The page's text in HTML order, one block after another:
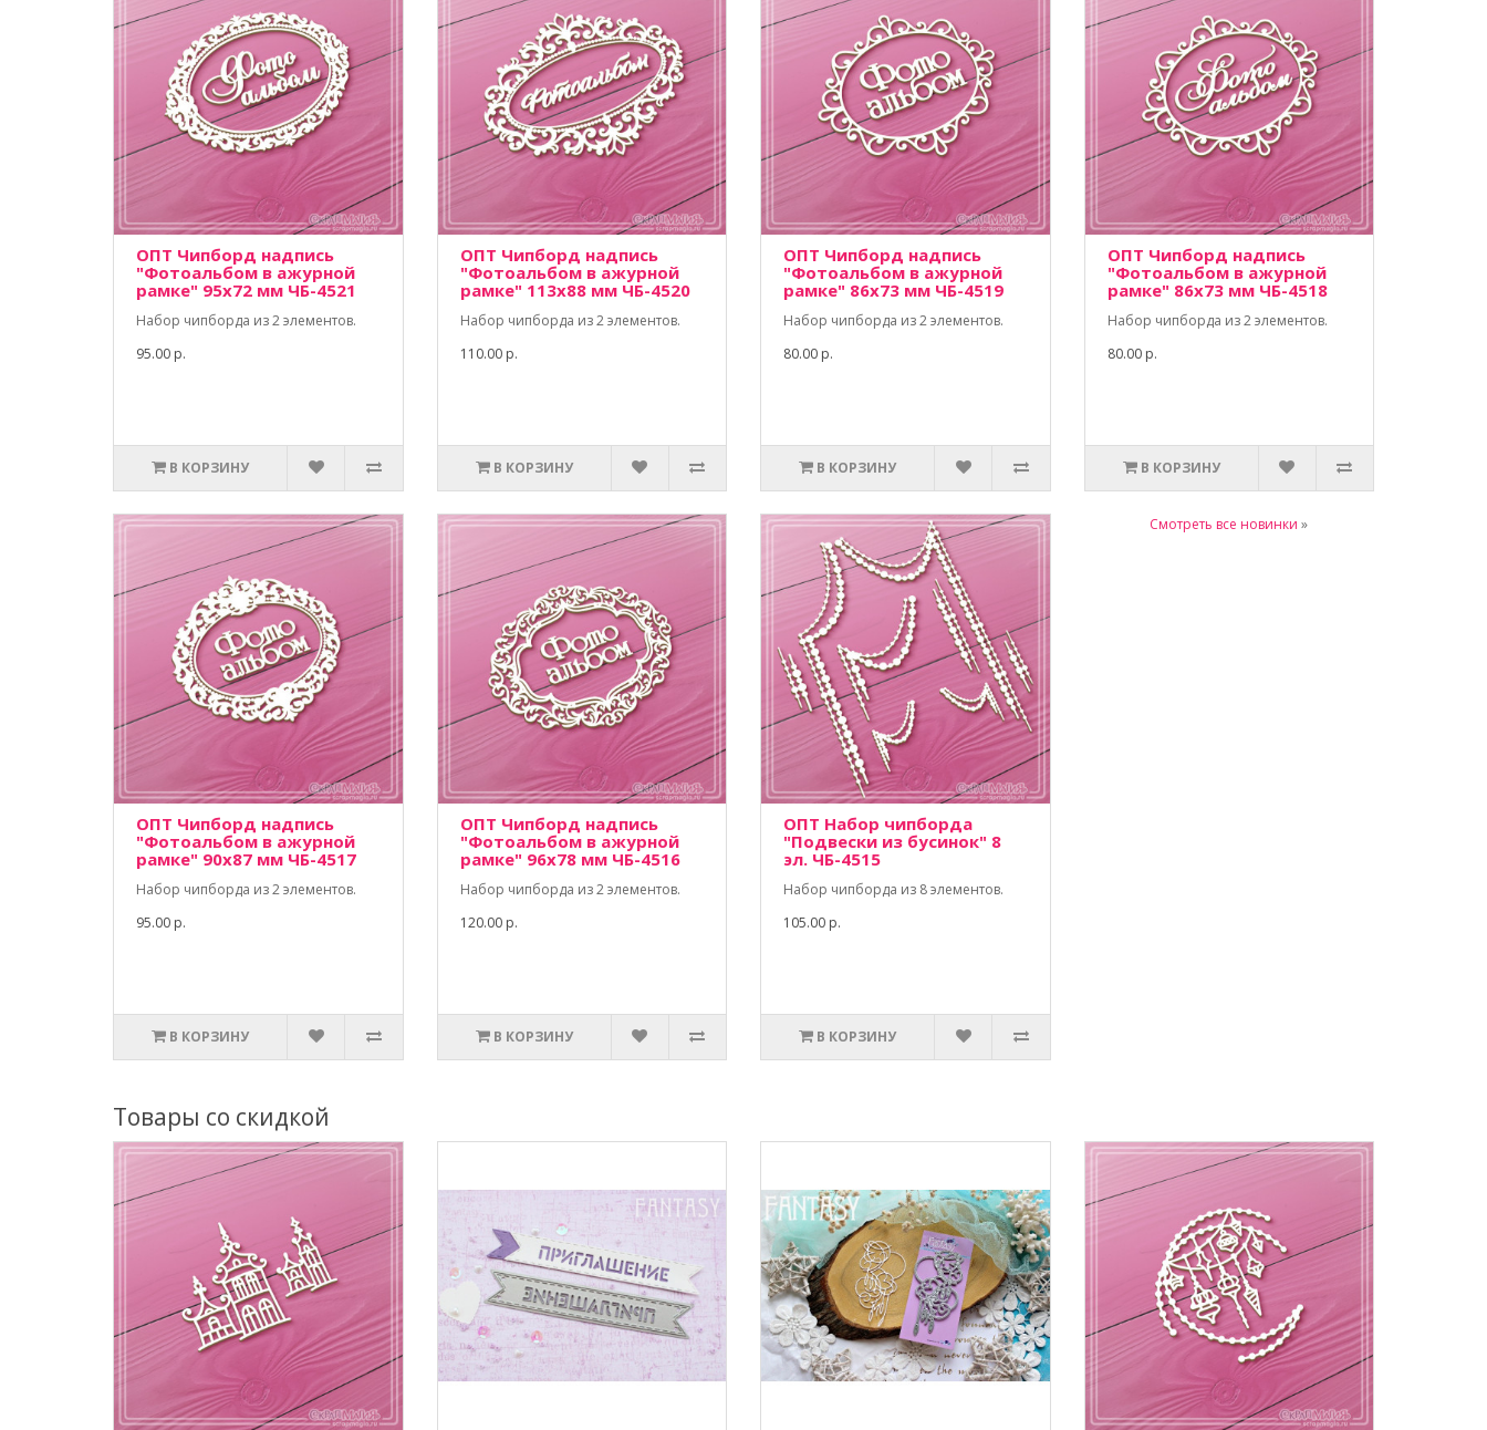
ОПТ Чипборд надпись
"Фотоальбом в ажурной
рамке" 95х72 мм ЧБ-4521
Набор чипборда из 2 элементов.
95.00 р.
В КОРЗИНУ
ОПТ Чипборд надпись
"Фотоальбом в ажурной
рамке" 113х88 мм ЧБ-4520
Набор чипборда из 2 элементов.
110.00 р.
В КОРЗИНУ
ОПТ Чипборд надпись
"Фотоальбом в ажурной
рамке" 86х73 мм ЧБ-4519
Набор чипборда из 2 элементов.
80.00 р.
В КОРЗИНУ
ОПТ Чипборд надпись
"Фотоальбом в ажурной
рамке" 86х73 мм ЧБ-4518
Набор чипборда из 2 элементов.
80.00 р.
В КОРЗИНУ
ОПТ Чипборд надпись
"Фотоальбом в ажурной
рамке" 90х87 мм ЧБ-4517
Набор чипборда из 2 элементов.
95.00 р.
В КОРЗИНУ
ОПТ Чипборд надпись
"Фотоальбом в ажурной
рамке" 96х78 мм ЧБ-4516
Набор чипборда из 2 элементов.
120.00 р.
В КОРЗИНУ
ОПТ Набор чипборда
"Подвески из бусинок" 8
эл. ЧБ-4515
Набор чипборда из 8 элементов.
105.00 р.
В КОРЗИНУ
Смотреть все новинки »
Товары со скидкой